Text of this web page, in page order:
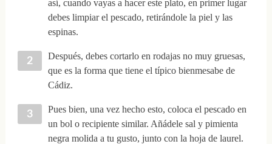
así, cuando vayas a hacer este plato, en primer lugar
debes limpiar el pescado, retirándole la piel y las
espinas.
Después, debes cortarlo en rodajas no muy gruesas,
que es la forma que tiene el típico bienmesabe de
Cádiz.
Pues bien, una vez hecho esto, coloca el pescado en
un bol o recipiente similar. Añádele sal y pimienta
negra molida a tu gusto, junto con la hoja de laurel.